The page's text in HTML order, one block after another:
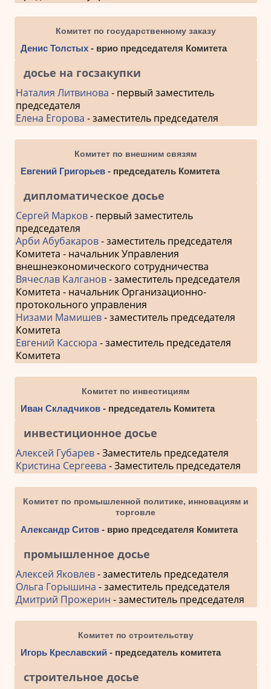
Комитет по государственному заказу
Денис Толстых- врио председателя Комитета
досье на госзакупки
Наталия Литвинова - первый заместитель
председателя
Елена Егорова - заместитель председателя
Комитет по внешним связям
Евгений Григорьев- председатель Комитета
дипломатическое досье
Сергей Марков- первый заместитель
председателя
Арби Абубакаров- заместитель председателя
Комитета - начальник Управления
внешнеэкономического сотрудничества
Вячеслав Калганов- заместитель председателя
Комитета - начальник Организационно-
протокольного управления
Низами Мамишев- заместитель председателя
Комитета
Евгений Кассюра - заместитель председателя
Комитета
Комитет по инвестициям
Иван Складчиков- председатель Комитета
инвестиционное досье
Алексей Губарев- Заместитель председателя
Кристина Сергеева - Заместитель председателя
Комитет по промышленной политике, инновациям и
торговле
Александр Ситов- врио председателя Комитета
промышленное досье
Алексей Яковлев- заместитель председателя
Ольга Горышина - заместитель председателя
Дмитрий Прожерин - заместитель председателя
Комитет по строительству
Игорь Креславский - председатель комитета
строительное досье